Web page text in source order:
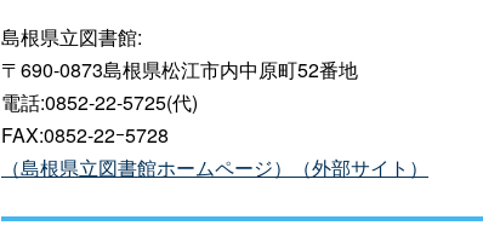
島根県立図書館:
〒690-0873島根県松江市内中原町52番地
電話:0852-22-5725(代)
FAX:0852-22ｰ5728
（島根県立図書館ホームページ）（外部サイト）